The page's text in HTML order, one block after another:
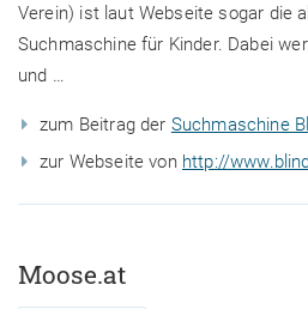
Verein) ist laut Webseite sogar die
Suchmaschine für Kinder. Dabei
und …
zum Beitrag der Suchmaschine
zur Webseite von http://
Moose.at